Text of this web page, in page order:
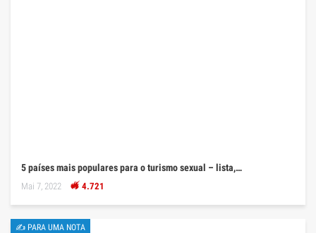
5 países mais populares para o turismo sexual – lista,…
Mai 7, 2022 4.721
✍ PARA UMA NOTA